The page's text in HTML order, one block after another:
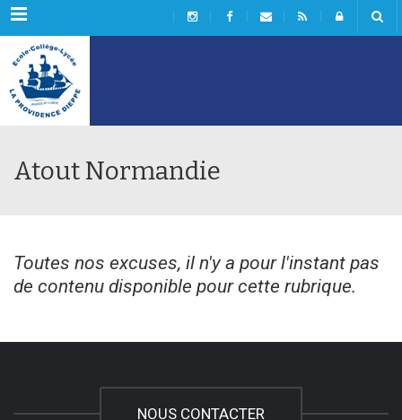
Menu
Atout Normandie
Toutes nos excuses, il n'y a pour l'instant pas
de contenu disponible pour cette rubrique.
NOUS CONTACTER